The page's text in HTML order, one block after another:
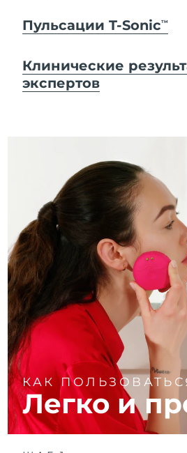
Пульсации T-SonicTM
Клинические
экспертов
КАК
Легко и